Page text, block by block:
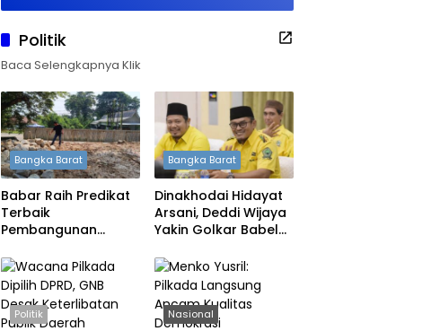
Politik
Baca Selengkapnya Klik
Bangka Barat
Babar Raih Predikat
Terbaik
Pembangunan
Boleh Berpuas Diri
Bangka Barat
Dinakhodai Hidayat
Arsani, Deddi Wijaya
Yakin Golkar Babel
Politik Nasional